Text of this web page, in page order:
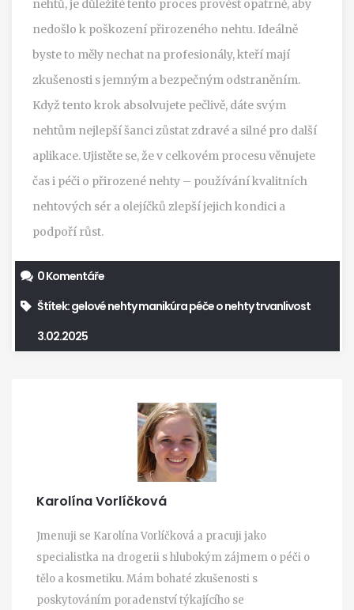
nehtů, je důležité tento proces provést opatrně, aby
nedošlo k poškození přirozeného nehtu. Ideálně
byste to měly nechat na profesionály, kteří mají
zkušenosti s jemným a bezpečným odstraněním.
Když tento krok absolvujete pečlivě, dáte svým
nehtům nejlepší šanci zůstat zdravé a silné pro další
aplikace. Ujistěte se, že v celkovém procesu věnujete
čas i péči o přirozené nehty – používání kvalitních
nehtových sér a olejíčků zlepší jejich kondici a
podpoří růst.
0 Komentáře
Štítek:gelové nehtymanikúrapéče o nehtytrvanlivost
3.02.2025
Karolína Vorlíčková
Jmenuji se Karolína Vorlíčková a pracuji jako
specialistka na drogerii s hlubokým zájmem o péči o
tělo a kosmetiku. Mám bohaté zkušenosti s
poskytováním poradenství týkajícího se